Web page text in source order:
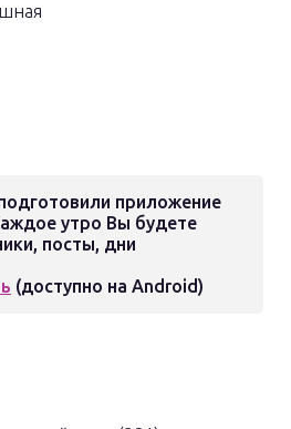
приложение
утро Вы будете
посты, дни
(доступно на Android)